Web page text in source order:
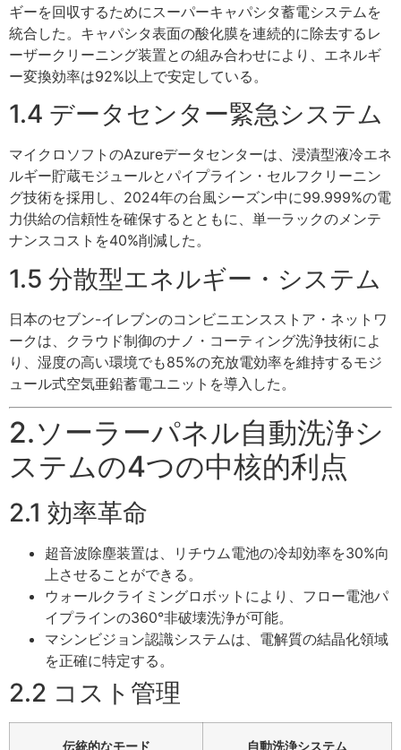
ギーを回収するためにスーパーキャパシタ蓄電システムを
統合した。キャパシタ表面の酸化膜を連続的に除去するレ
ーザークリーニング装置との組み合わせにより、エネルギ
ー変換効率は92%以上で安定している。
1.4 データセンター緊急システム
マイクロソフトのAzureデータセンターは、浸漬型液冷エネ
ルギー貯蔵モジュールとパイプライン・セルフクリーニン
グ技術を採用し、2024年の台風シーズン中に99.999%の電
力供給の信頼性を確保するとともに、単一ラックのメンテ
ナンスコストを40%削減した。
1.5 分散型エネルギー・システム
日本のセブン-イレブンのコンビニエンスストア・ネットワ
ークは、クラウド制御のナノ・コーティング洗浄技術によ
り、湿度の高い環境でも85%の充放電効率を維持するモジ
ュール式空気亜鉛蓄電ユニットを導入した。
2.ソーラーパネル自動洗浄シ
ステムの4つの中核的利点
2.1 効率革命
超音波除塵装置は、リチウム電池の冷却効率を30%向
上させることができる。
ウォールクライミングロボットにより、フロー電池パ
イプラインの360°非破壊洗浄が可能。
マシンビジョン認識システムは、電解質の結晶化領域
を正確に特定する。
2.2 コスト管理
伝統的なモード 自動洗浄システム